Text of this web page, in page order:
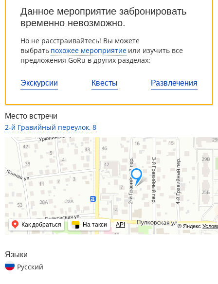
Данное мероприятие забронировать
временно невозможно.
Но не расстраивайтесь! Вы можете
выбрать похожее мероприятие или изучить все
предложения GoRu в других разделах:
Экскурсии Квесты Развлечения
Место встречи
2-й Гравийный переулок, 8
© Яндекс
Как добраться На такси API
Языки
Русский